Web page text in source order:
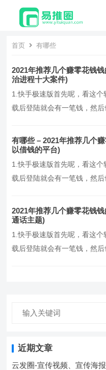
首页 有哪些
2021年推荐几个赚零花钱
治进程十大案件)
1.快手极速版首先呢，看这
载后登陆就会有一笔钱，然
概一万多金币就有一块钱，
看了很久之后，那个就不会
你发现它会转的很慢，但是
我…。
有哪些 – 2021年推荐几个
以借钱的平台)
1.快手极速版首先呢，看这
载后登陆就会有一笔钱，然
概一万多金币就有一块钱，
看了很久之后，那个就不会
你发现它会转的很慢，但是
我…。
2021年推荐几个赚零花钱
通话主题)
1.快手极速版首先呢，看这
载后登陆就会有一笔钱，然
我…。
近期文章
云发圈-宣传视频、宣传海报